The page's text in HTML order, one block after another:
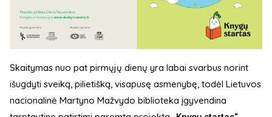
Skaitymas nuo pat pirmųjų dienų yra labai svarbus norint
išugdyti sveiką, pilietišką, visapusę asmenybę, todėl Lietuvos
nacionalinė Martyno Mažvydo biblioteka įgyvendina